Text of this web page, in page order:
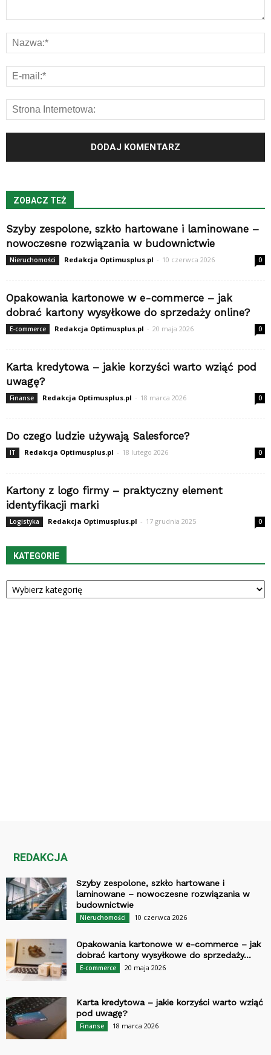
ZOBACZ TEŻ
Szyby zespolone, szkło hartowane i laminowane –
nowoczesne rozwiązania w budownictwie
Nieruchomości Redakcja Optimusplus.pl - 10 czerwca 2026 0
Opakowania kartonowe w e-commerce – jak
dobrać kartony wysyłkowe do sprzedaży online?
E-commerce Redakcja Optimusplus.pl - 20 maja 2026 0
Karta kredytowa – jakie korzyści warto wziąć pod
uwagę?
Finanse Redakcja Optimusplus.pl - 18 marca 2026 0
Do czego ludzie używają Salesforce?
IT Redakcja Optimusplus.pl - 18 lutego 2026 0
Kartony z logo firmy – praktyczny element
identyfikacji marki
Logistyka Redakcja Optimusplus.pl - 17 grudnia 2025 0
KATEGORIE
Kategorie
REDAKCJA
Szyby zespolone, szkło hartowane i
laminowane – nowoczesne rozwiązania w
budownictwie
Nieruchomości 10 czerwca 2026
Opakowania kartonowe w e-commerce – jak
dobrać kartony wysyłkowe do sprzedaży...
E-commerce 20 maja 2026
Karta kredytowa – jakie korzyści warto wziąć
pod uwagę?
Finanse 18 marca 2026